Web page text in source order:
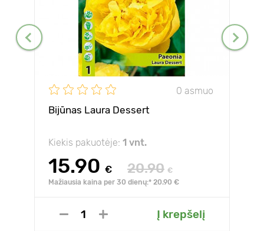
0 asmuo
Bijūnas Laura Dessert
Kiekis pakuotėje: 1 vnt.
15.90 € 20.90 €
Mažiausia kaina per 30 dienų:* 20.90 €
Į krepšelį